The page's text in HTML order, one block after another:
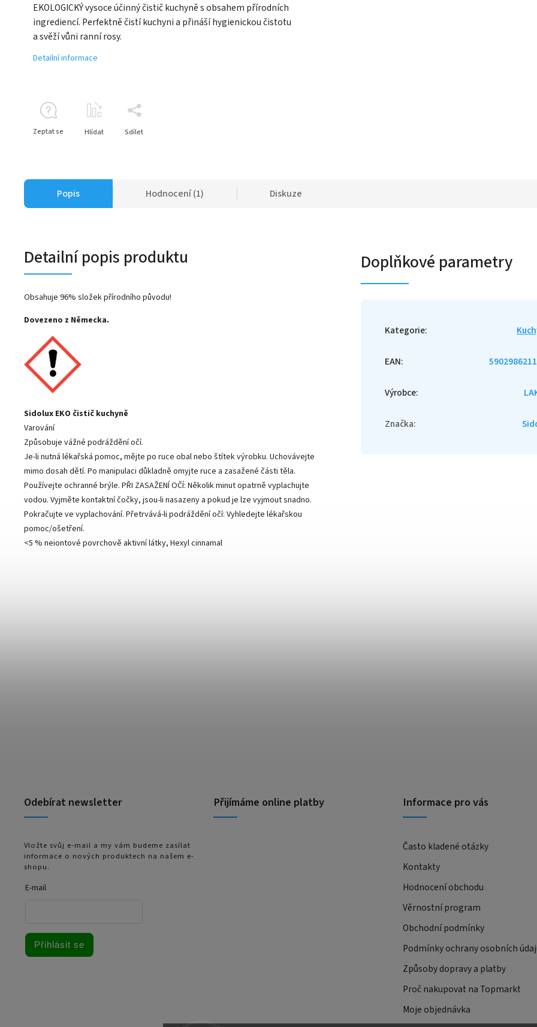
EKOLOGICKÝ vysoce účinný čistič kuchyně s obsahem přírodních
ingrediencí. Perfektně čistí kuchyni a přináší hygienickou čistotu
a svěží vůni ranní rosy.
Detailní informace
Zeptat se Hlídat Sdílet
Popis Hodnocení (1) Diskuze
Detailní popis produktu
Obsahuje 96% složek přírodního původu!
Dovezeno z Německa.
Sidolux EKO čistič kuchyně
Varování
Způsobuje vážné podráždění očí.
Je-li nutná lékařská pomoc, mějte po ruce obal nebo štítek výrobku. Uchovávejte
mimo dosah dětí. Po manipulaci důkladně omyjte ruce a zasažené části těla.
Používejte ochranné brýle. PŘI ZASAŽENÍ OČÍ: Několik minut opatrně vyplachujte
vodou. Vyjměte kontaktní čočky, jsou-li nasazeny a pokud je lze vyjmout snadno.
Pokračujte ve vyplachování. Přetrvává-li podráždění očí: Vyhledejte lékařskou
pomoc/ošetření.
<5 % neiontové povrchově aktivní látky, Hexyl cinnamal
Doplňkové parametry
Kategorie:
EAN:
Výrobce:
Značka:
Odebírat newsletter
Vložte svůj e-mail a my vám budeme zasílat
informace o nových produktech na našem e-
shopu.
E-mail
Přihlásit se
Přijímáme online platby Informace pro vás
Často kladené otázky
Kontakty
Hodnocení obchodu
Věrnostní program
Obchodní podmínky
Podmínky ochrany osobních
Způsoby dopravy a platby
Proč nakupovat na Topmarkt
Moje objednávka